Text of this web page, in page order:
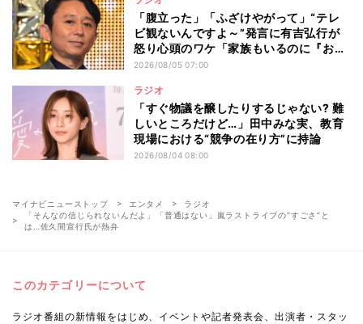
「腹立った」「ふざけやがって」“テレ
ビ観ないんですよ～”発言に有吉弘行が
怒り心頭のワケ「家族もいるのに『おい
おいおいおい!』って言うところでした」
2026/08/05 07:00
ラジオ
「すぐ物議を醸したりするじゃない? 難
しいところだけど…」田中みな実、教育
現場における“競争の在り方”に持論
2026/08/04 08:00
マイナビニューストップ エンタメ
ラジオ
「そんなの信じられないんだよ」「普通はない」嵐ラストライブの“すごさ”と
は…佐久間宣行氏が熱弁
このカテゴリーについて
ラジオ番組の新情報をはじめ、イベントや記者発表会、出演者・スタッ